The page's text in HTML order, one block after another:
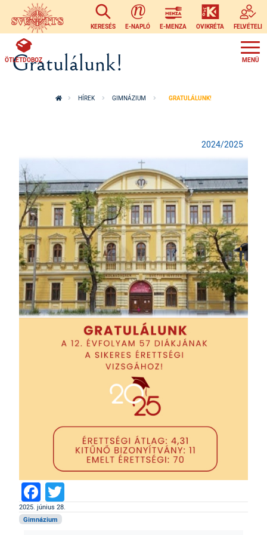
Ugrás a tartalomra
KERESÉS E-NAPLÓ E-MENZA OVIKRÉTA FELVÉTELI
ÖTLETDOBOZ
Gratulálunk!
HÍREK GIMNÁZIUM GRATULÁLUNK!
2024/2025
Facebook
2025. június 28.
Gimnázium